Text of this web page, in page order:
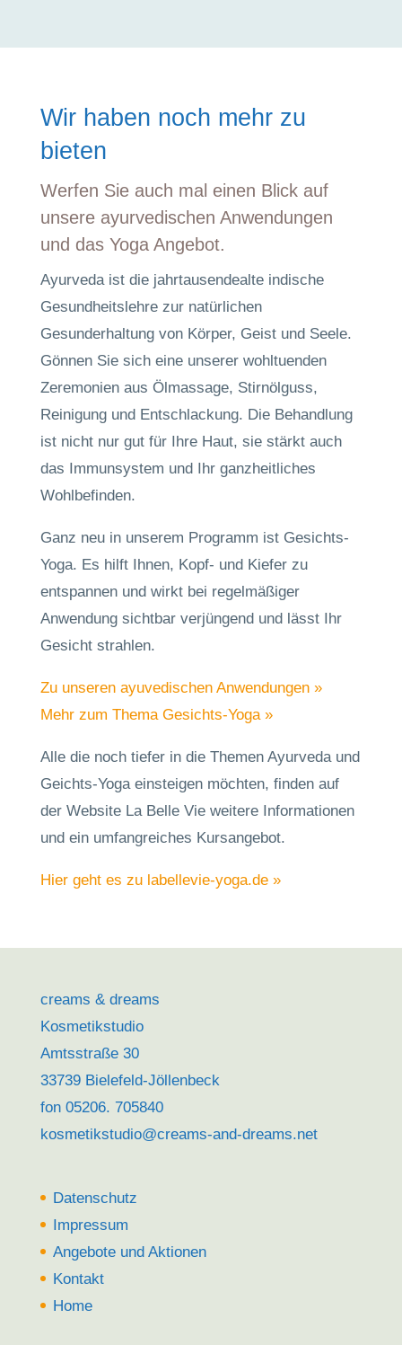
Wir haben noch mehr zu
bieten
Werfen Sie auch mal einen Blick auf
unsere ayurvedischen Anwendungen
und das Yoga Angebot.
Ayurveda ist die jahrtausendealte indische
Gesundheitslehre zur natürlichen
Gesunderhaltung von Körper, Geist und Seele.
Gönnen Sie sich eine unserer wohltuenden
Zeremonien aus Ölmassage, Stirnölguss,
Reinigung und Entschlackung. Die Behandlung
ist nicht nur gut für Ihre Haut, sie stärkt auch
das Immunsystem und Ihr ganzheitliches
Wohlbefinden.
Ganz neu in unserem Programm ist Gesichts-
Yoga. Es hilft Ihnen, Kopf- und Kiefer zu
entspannen und wirkt bei regelmäßiger
Anwendung sichtbar verjüngend und lässt Ihr
Gesicht strahlen.
Zu unseren ayuvedischen Anwendungen »
Mehr zum Thema Gesichts-Yoga »
Alle die noch tiefer in die Themen Ayurveda und
Geichts-Yoga einsteigen möchten, finden auf
der Website La Belle Vie weitere Informationen
und ein umfangreiches Kursangebot.
Hier geht es zu labellevie-yoga.de »
creams & dreams
Kosmetikstudio
Amtsstraße 30
33739 Bielefeld-Jöllenbeck
fon 05206. 705840
kosmetikstudio@creams-and-dreams.net
Datenschutz
Impressum
Angebote und Aktionen
Kontakt
Home